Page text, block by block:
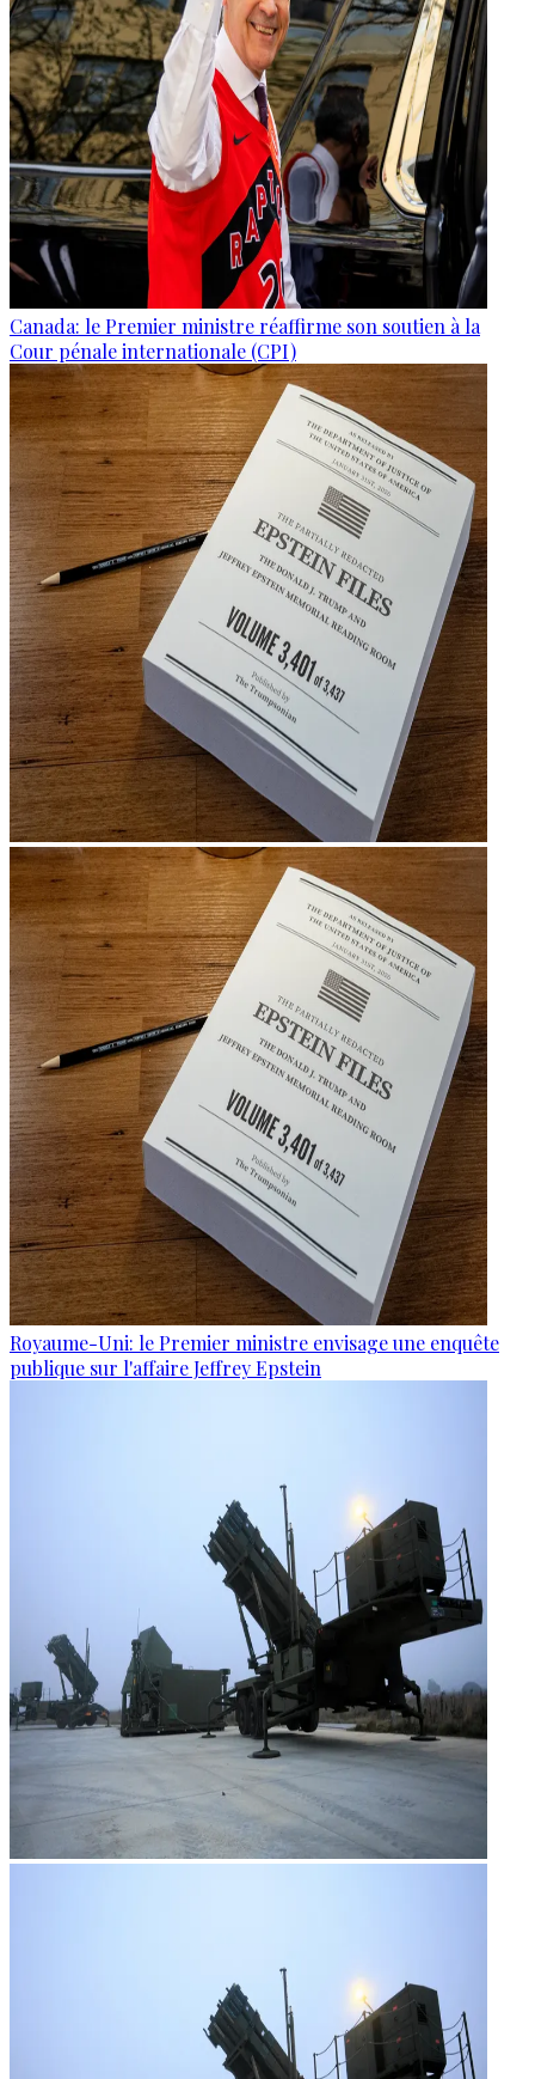
Canada: le Premier ministre réaffirme son soutien à la
Cour pénale internationale (CPI)
Royaume-Uni: le Premier ministre envisage une enquête
publique sur l'affaire Jeffrey Epstein